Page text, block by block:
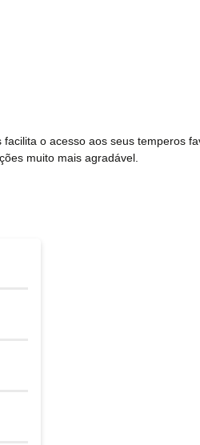
facilita o acesso aos seus temperos
muito mais agradável.